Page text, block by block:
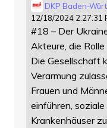
DKP Baden-
12/18/2024 2:27:31
#18 – Der
Akteure, die
Die Gesellschaft
Verarmung
Frauen und
einführen,
Krankenhäuser